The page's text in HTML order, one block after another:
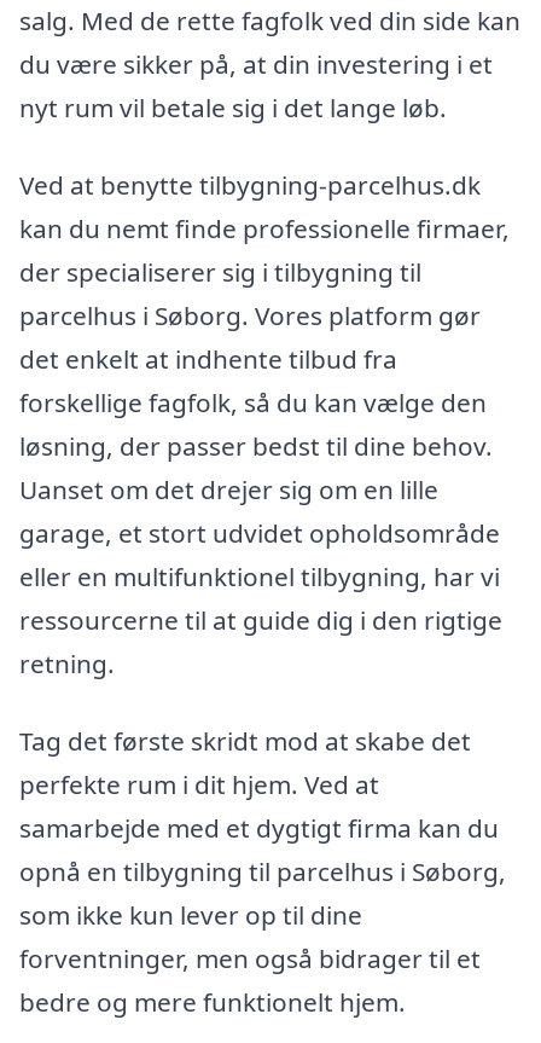
salg. Med de rette fagfolk ved din side kan
du være sikker på, at din investering i et
nyt rum vil betale sig i det lange løb.
Ved at benytte tilbygning-parcelhus.dk
kan du nemt finde professionelle firmaer,
der specialiserer sig i tilbygning til
parcelhus i Søborg. Vores platform gør
det enkelt at indhente tilbud fra
forskellige fagfolk, så du kan vælge den
løsning, der passer bedst til dine behov.
Uanset om det drejer sig om en lille
garage, et stort udvidet opholdsområde
eller en multifunktionel tilbygning, har vi
ressourcerne til at guide dig i den rigtige
retning.
Tag det første skridt mod at skabe det
perfekte rum i dit hjem. Ved at
samarbejde med et dygtigt firma kan du
opnå en tilbygning til parcelhus i Søborg,
som ikke kun lever op til dine
forventninger, men også bidrager til et
bedre og mere funktionelt hjem.